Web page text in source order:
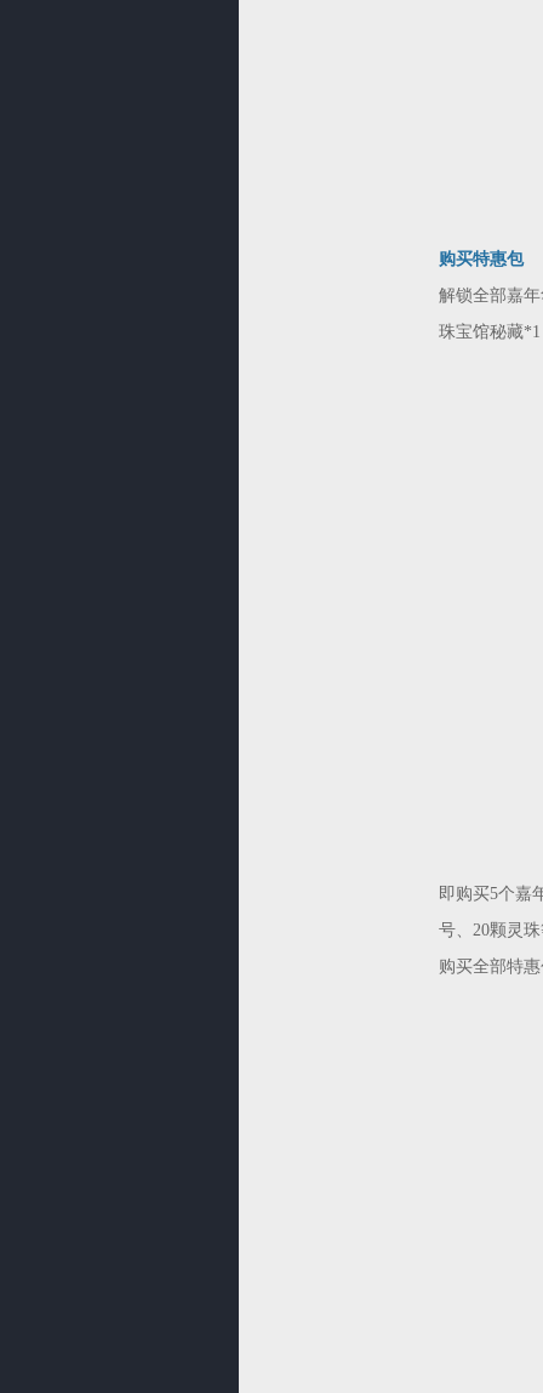
购买特惠包
解锁全部嘉
珠宝馆秘藏
即购买5个嘉
号、20颗灵
购买全部特